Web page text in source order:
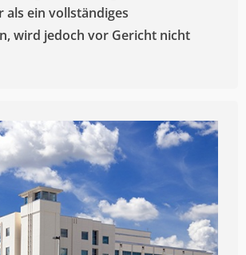
als ein vollständiges
wird jedoch vor Gericht nicht